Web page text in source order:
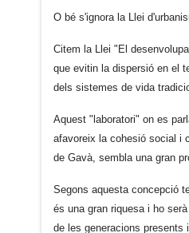
O bé s'ignora la Llei
Citem la Llei "El
que evitin la dispersió en el
dels sistemes de vida
Aquest "laboratori" on es
afavoreix la cohesió social i
de Gavà, sembla una gran
Segons aquesta concepció
és una gran riquesa i ho
de les generacions presents